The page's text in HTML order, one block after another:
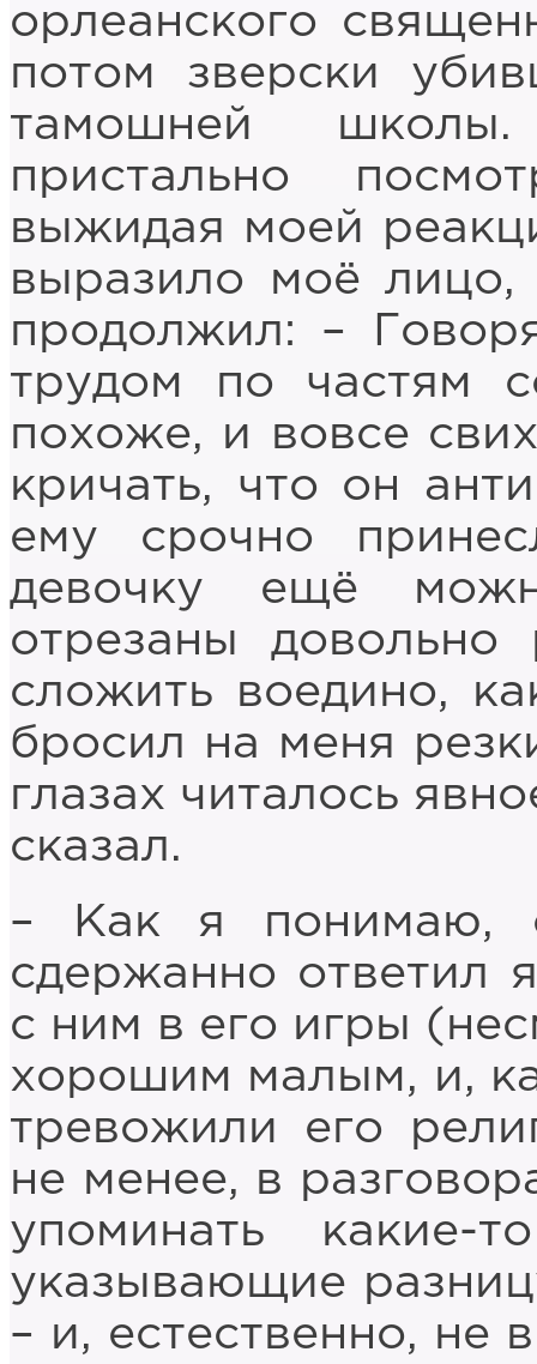
орлеанского
потом зверски
тамошней
пристально
выжидая моей
выразило моё лицо,
продолжил: –
трудом по частям
похоже, и вовсе
кричать, что он
ему срочно
девочку ещё
отрезаны
сложить воедино,
бросил на меня
глазах читалось
сказал.
– Как я понимаю,
сдержанно ответил
с ним в его игры
хорошим малым, и,
тревожили его
не менее, в
упоминать
указывающие
– и, естественно, не